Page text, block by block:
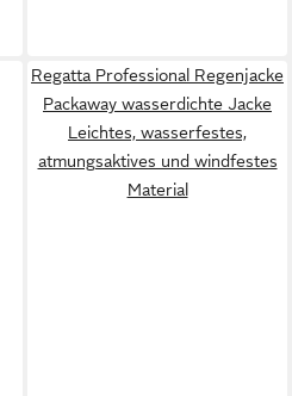
Regatta Professional Regenjacke
Packaway wasserdichte Jacke
Leichtes, wasserfestes,
atmungsaktives und windfestes
Material